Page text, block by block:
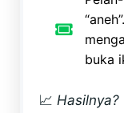
buka
📈 Hasilnya?